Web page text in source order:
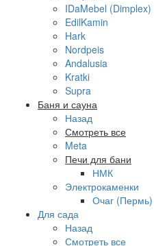
IDaMebel (Dimplex)
EdilKamin
Hark
Nordpeis
Andalusia
Kratki
Supra
Баня и сауна
Назад
Смотреть все
Meta
Печи для бани
НМК
Электрокаменки
Очаг (Пермь)
Для сада
Назад
Смотреть все